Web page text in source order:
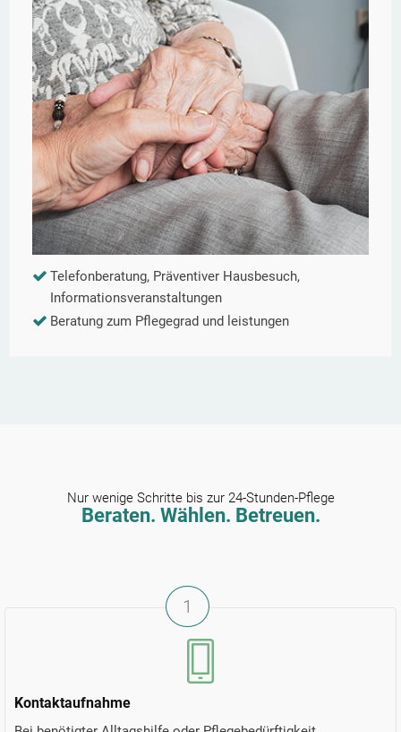
Telefonberatung, Präventiver Hausbesuch,
Informationsveranstaltungen
Beratung zum Pflegegrad und leistungen
Nur wenige Schritte bis zur 24-Stunden-Pflege
Beraten. Wählen. Betreuen.
Kontaktaufnahme
1